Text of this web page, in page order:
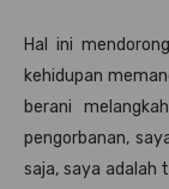
Hal ini
kehidupan
berani
pengorbanan,
saja, saya adalah